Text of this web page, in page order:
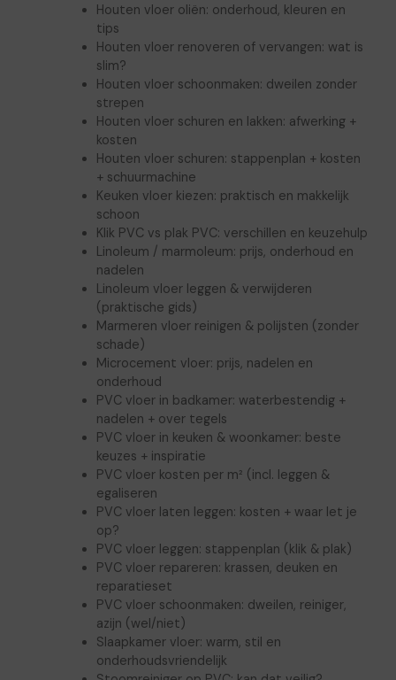
Houten vloer oliën: onderhoud, kleuren en
tips
Houten vloer renoveren of vervangen: wat is
slim?
Houten vloer schoonmaken: dweilen zonder
strepen
Houten vloer schuren en lakken: afwerking +
kosten
Houten vloer schuren: stappenplan + kosten
+ schuurmachine
Keuken vloer kiezen: praktisch en makkelijk
schoon
Klik PVC vs plak PVC: verschillen en keuzehulp
Linoleum / marmoleum: prijs, onderhoud en
nadelen
Linoleum vloer leggen & verwijderen
(praktische gids)
Marmeren vloer reinigen & polijsten (zonder
schade)
Microcement vloer: prijs, nadelen en
onderhoud
PVC vloer in badkamer: waterbestendig +
nadelen + over tegels
PVC vloer in keuken & woonkamer: beste
keuzes + inspiratie
PVC vloer kosten per m² (incl. leggen &
egaliseren
PVC vloer laten leggen: kosten + waar let je
op?
PVC vloer leggen: stappenplan (klik & plak)
PVC vloer repareren: krassen, deuken en
reparatieset
PVC vloer schoonmaken: dweilen, reiniger,
azijn (wel/niet)
Slaapkamer vloer: warm, stil en
onderhoudsvriendelijk